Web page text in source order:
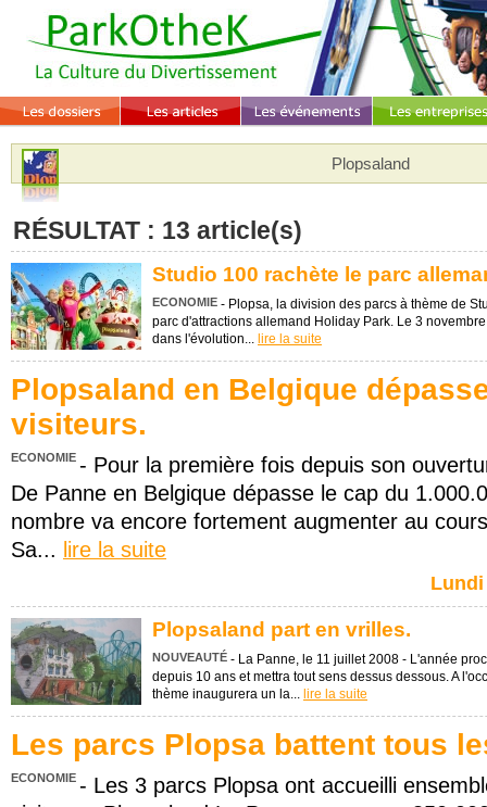
Plopsaland
RÉSULTAT : 13 article(s)
Studio 100 rachète le parc
ECONOMIE - Plopsa, la division des parcs à thème de
parc d'attractions allemand Holiday Park. Le 3
dans l'évolution... lire la suite
Plopsaland en Belgique
visiteurs.
ECONOMIE - Pour la première fois depuis son
De Panne en Belgique dépasse le cap du
nombre va encore fortement augmenter au
Sa... lire la suite
Lundi
Plopsaland part en vrilles.
NOUVEAUTÉ - La Panne, le 11 juillet 2008 - L'année
depuis 10 ans et mettra tout sens dessus dessous. A
thème inaugurera un la... lire la suite
Les parcs Plopsa battent tous
ECONOMIE - Les 3 parcs Plopsa ont accueilli